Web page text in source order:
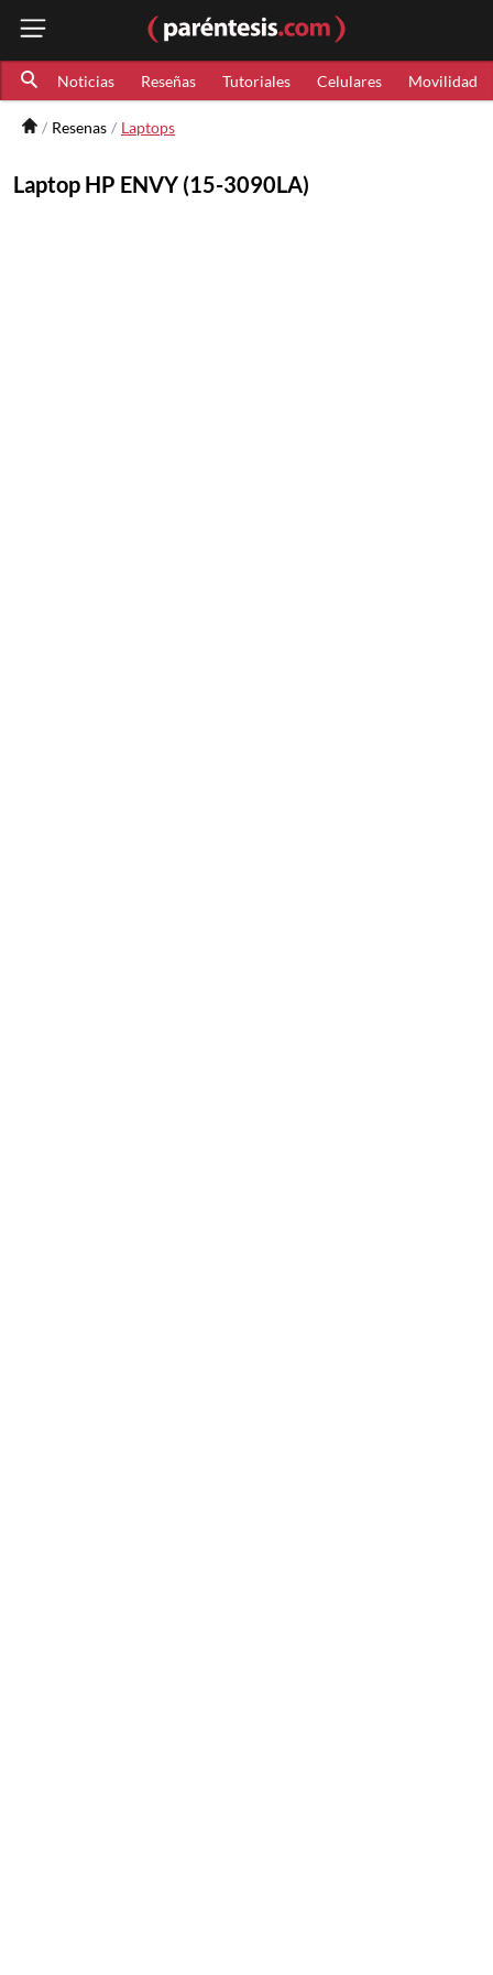
Noticias Reseñas Tutoriales Celulares Movilidad
Resenas Laptops
Laptop HP ENVY (15-3090LA)